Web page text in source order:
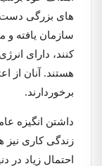
های بزرگی دست
سازمان یافته و
کنند، دارای
هستند. آنان از
برخوردارند.
داشتن انگیزه
زندگی کاری نیز
احتمال زیاد در